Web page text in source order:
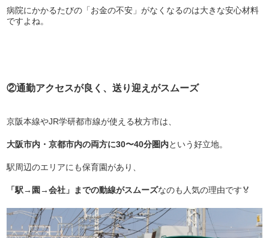
病院にかかるたびの「お金の不安」がなくなるのは大きな安心材料
ですよね。
②通勤アクセスが良く、送り迎えがスムーズ
京阪本線やJR学研都市線が使える枚方市は、
大阪市内・京都市内の両方に30〜40分圏内という好立地。
駅周辺のエリアにも保育園があり、
「駅→園→会社」までの動線がスムーズなのも人気の理由です🏅